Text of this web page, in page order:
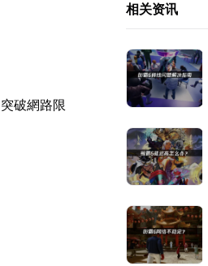
破網路限
相关资讯